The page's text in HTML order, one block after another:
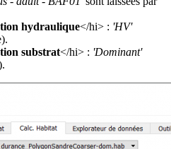
hydraulique</hi> : 'HV'
substrat</hi> : 'Dominant'